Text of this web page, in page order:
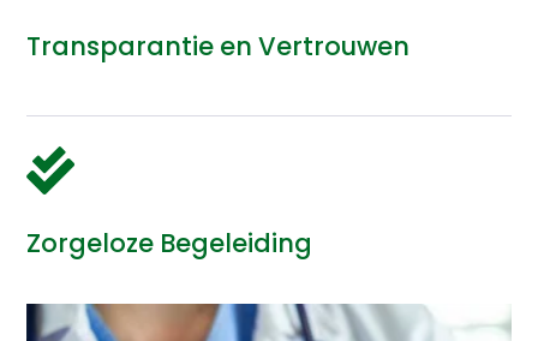
Transparantie en Vertrouwen

Zorgeloze Begeleiding